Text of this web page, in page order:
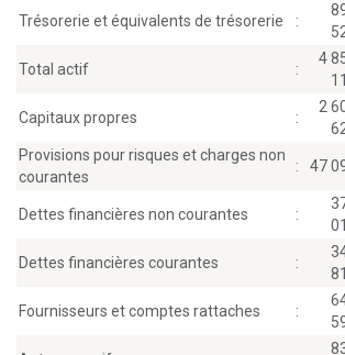
Trésorerie et équivalents de trésorerie :
Total actif :
4
Capitaux propres :
2
Provisions pour risques et charges non
courantes
: 47
Dettes financières non courantes :
Dettes financières courantes :
Fournisseurs et comptes rattaches :